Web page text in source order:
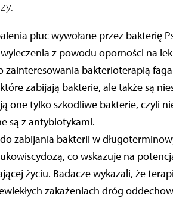
płuc wywołane przez bakterię
z powodu oporności na
zainteresowania bakterioterapią
zabijają bakterie, ale także są
one tylko szkodliwe bakterie, czyli
są z antybiotykami.
zabijania bakterii w
co wskazuje na
życiu. Badacze wykazali, że
zakażeniach dróg